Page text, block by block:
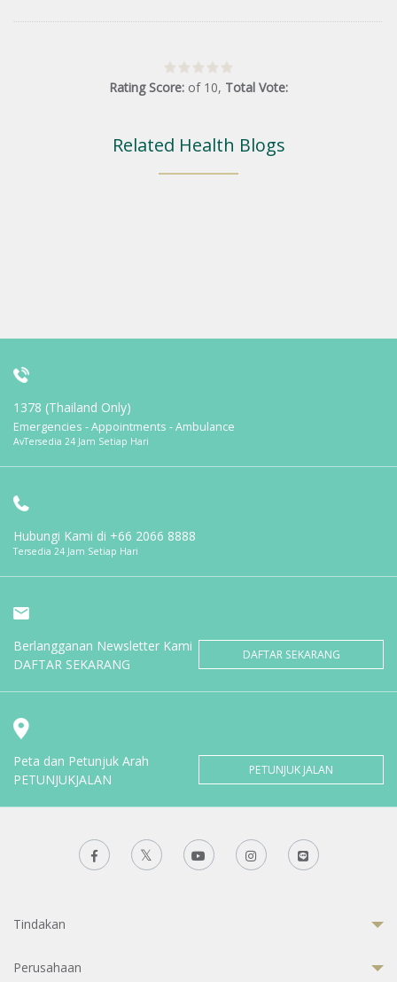
Rating Score: of 10, Total Vote:
Related Health Blogs
1378 (Thailand Only)
Emergencies - Appointments - Ambulance
AvTersedia 24 Jam Setiap Hari
Hubungi Kami di +66 2066 8888
Tersedia 24 Jam Setiap Hari
Berlangganan Newsletter Kami
DAFTAR SEKARANG
DAFTAR SEKARANG
Peta dan Petunjuk Arah
PETUNJUKJALAN
PETUNJUK JALAN
Tindakan
Perusahaan